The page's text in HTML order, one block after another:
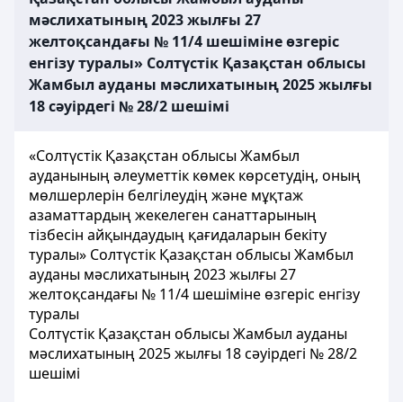
мәслихатының 2023 жылғы 27
желтоқсандағы № 11/4 шешіміне өзгеріс
енгізу туралы» Солтүстік Қазақстан облысы
Жамбыл ауданы мәслихатының 2025 жылғы
18 сәуірдегі № 28/2 шешімі
«Солтүстік Қазақстан облысы Жамбыл
ауданының әлеуметтік көмек көрсетудің, оның
мөлшерлерін белгілеудің және мұқтаж
азаматтардың жекелеген санаттарының
тізбесін айқындаудың қағидаларын бекіту
туралы» Солтүстік Қазақстан облысы Жамбыл
ауданы мәслихатының 2023 жылғы 27
желтоқсандағы № 11/4 шешіміне өзгеріс енгізу
туралы
Солтүстік Қазақстан облысы Жамбыл ауданы
мәслихатының 2025 жылғы 18 сәуірдегі № 28/2
шешімі